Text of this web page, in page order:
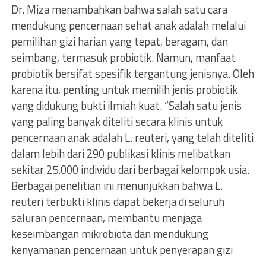
Dr. Miza menambahkan bahwa salah satu cara
mendukung pencernaan sehat anak adalah melalui
pemilihan gizi harian yang tepat, beragam, dan
seimbang, termasuk probiotik. Namun, manfaat
probiotik bersifat spesifik tergantung jenisnya. Oleh
karena itu, penting untuk memilih jenis probiotik
yang didukung bukti ilmiah kuat. “Salah satu jenis
yang paling banyak diteliti secara klinis untuk
pencernaan anak adalah L. reuteri, yang telah diteliti
dalam lebih dari 290 publikasi klinis melibatkan
sekitar 25.000 individu dari berbagai kelompok usia.
Berbagai penelitian ini menunjukkan bahwa L.
reuteri terbukti klinis dapat bekerja di seluruh
saluran pencernaan, membantu menjaga
keseimbangan mikrobiota dan mendukung
kenyamanan pencernaan untuk penyerapan gizi